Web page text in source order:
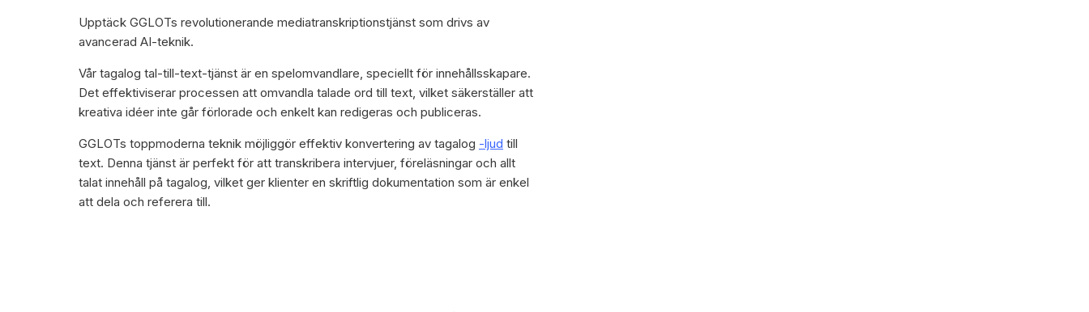
Upptäck GGLOTs revolutionerande mediatranskriptionstjänst som drivs av
avancerad AI-teknik.
Vår tagalog tal-till-text-tjänst är en spelomvandlare, speciellt för innehållsskapare.
Det effektiviserar processen att omvandla talade ord till text, vilket säkerställer att
kreativa idéer inte går förlorade och enkelt kan redigeras och publiceras.
GGLOTs toppmoderna teknik möjliggör effektiv konvertering av tagalog -ljud till
text. Denna tjänst är perfekt för att transkribera intervjuer, föreläsningar och allt
talat innehåll på tagalog, vilket ger klienter en skriftlig dokumentation som är enkel
att dela och referera till.